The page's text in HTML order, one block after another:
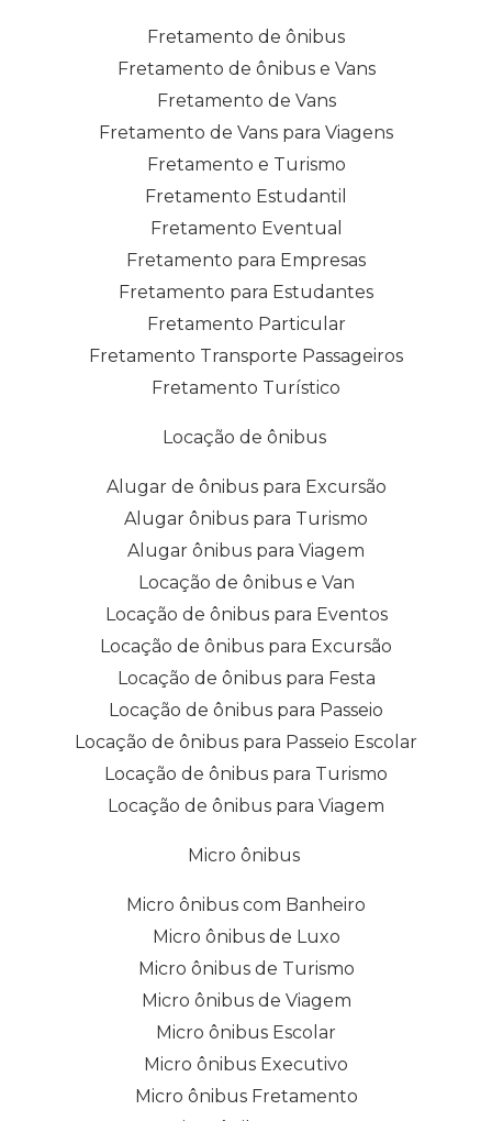
Fretamento de ônibus
Fretamento de ônibus e Vans
Fretamento de Vans
Fretamento de Vans para Viagens
Fretamento e Turismo
Fretamento Estudantil
Fretamento Eventual
Fretamento para Empresas
Fretamento para Estudantes
Fretamento Particular
Fretamento Transporte Passageiros
Fretamento Turístico
Locação de ônibus
Alugar de ônibus para Excursão
Alugar ônibus para Turismo
Alugar ônibus para Viagem
Locação de ônibus e Van
Locação de ônibus para Eventos
Locação de ônibus para Excursão
Locação de ônibus para Festa
Locação de ônibus para Passeio
Locação de ônibus para Passeio Escolar
Locação de ônibus para Turismo
Locação de ônibus para Viagem
Micro ônibus
Micro ônibus com Banheiro
Micro ônibus de Luxo
Micro ônibus de Turismo
Micro ônibus de Viagem
Micro ônibus Escolar
Micro ônibus Executivo
Micro ônibus Fretamento